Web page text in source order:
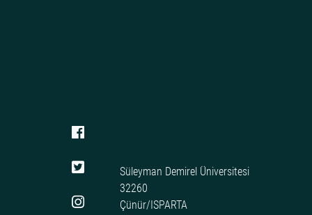
Süleyman Demirel Üniversitesi
32260
Çünür/ISPARTA